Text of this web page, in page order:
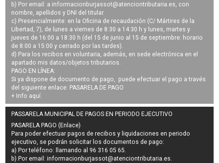
b) Por email: a informacionburjassot@atenciontributaria.es, con
nombre, apellidos y DNI del titular.
c) Presencialmente: en la Oficina de recaudación (C/ Mártires de la
Libertad, 7), de lunes a viernes de 8:30 a 14:30 h y lunes, martes y
jueves de 16:00 a 18:30 h (del 15 de junio al 15 de septiembre: horario
de 8:00 a 15:00 y cerrado por las tardes).
d) Para los recibos en voluntaria, además, en sede electrónica en el
apartado mis datos/objetos tributarios.
PAGO EN LÍNEA:
Si ya dispone de documento de pago, puede efectuar el pago a través
del siguiente enlace: PASARELA DE PAGO
+ Info aquí.
PASSARELA MUNICIPAL DE PAGOS EN PERIODO EJECUTIVO
PASARELA PAGO (Enlace)
Para poder efectuar pagos derecibos y liquidaciones en periodo
ejecutivo, se podrán solicitar los documentos de pago:
a) Por teléfono: llamando al 96 316 05 65.
b) Por email:informacionburjassot@atenciontributaria.es.